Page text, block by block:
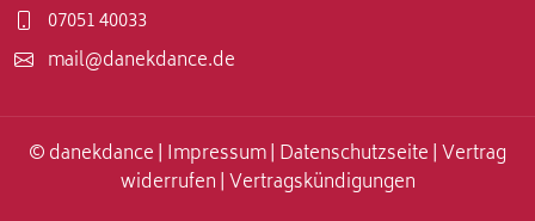
07051 40033
mail@danekdance.de
© danekdance | Impressum| Datenschutzseite|Vertrag
widerrufen|Vertragskündigungen